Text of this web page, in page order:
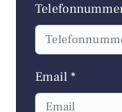
Email *